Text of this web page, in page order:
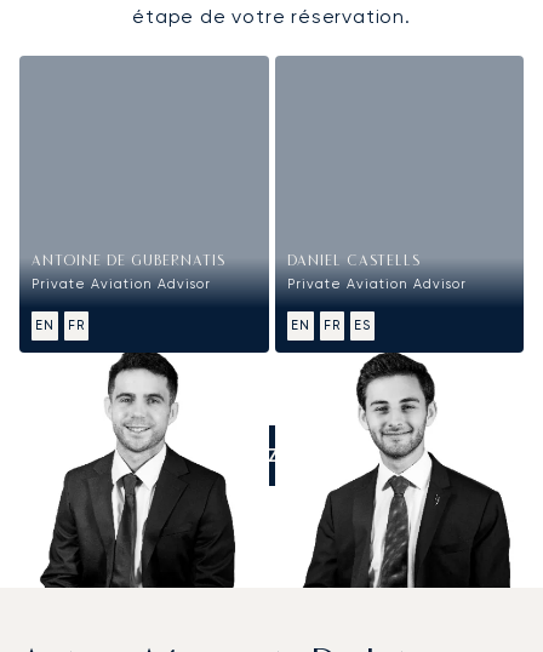
étape de votre réservation.
ANTOINE DE GUBERNATIS
Private Aviation Advisor
EN FR
DANIEL CASTELLS
Private Aviation Advisor
EN FR ES
APPELEZ-NOUS